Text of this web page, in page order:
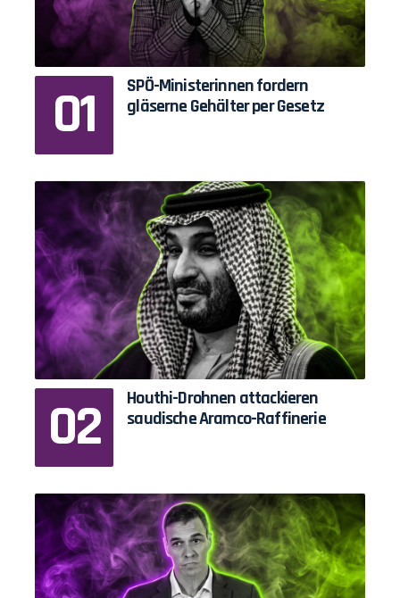
SPÖ-Ministerinnen fordern
gläserne Gehälter per Gesetz
Houthi-Drohnen attackieren
saudische Aramco-Raffinerie